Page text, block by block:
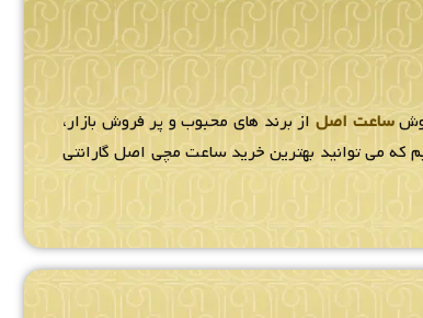
ساعت اصل از برند های محبوب و پر فروش بازار،
که می توانید بهترین خرید ساعت مچی اصل گارانتی